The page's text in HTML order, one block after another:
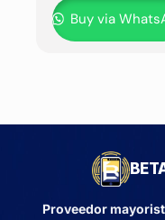
Buy via
Proveedor